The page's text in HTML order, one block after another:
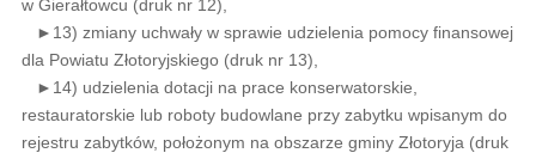
w Gierałtowcu (druk nr 12),
►13) zmiany uchwały w sprawie udzielenia pomocy finansowej
dla Powiatu Złotoryjskiego (druk nr 13),
►14) udzielenia dotacji na prace konserwatorskie,
restauratorskie lub roboty budowlane przy zabytku wpisanym do
rejestru zabytków, położonym na obszarze gminy Złotoryja (druk